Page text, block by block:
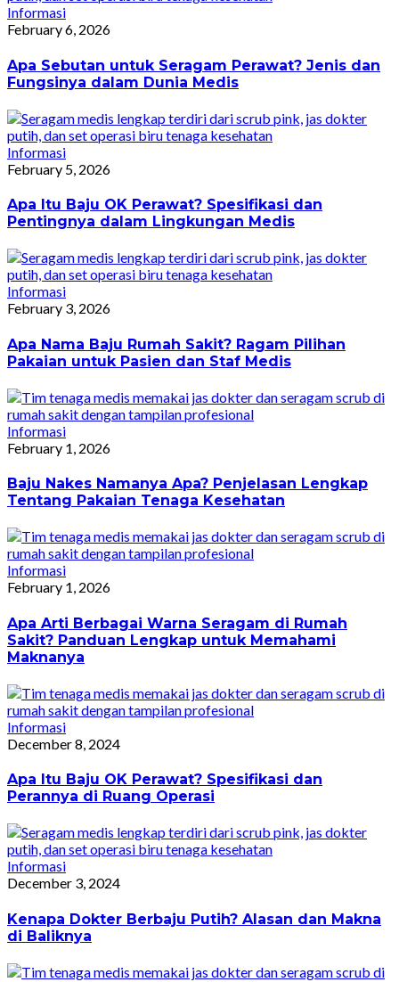
Informasi
February 6, 2026
Apa Sebutan untuk Seragam Perawat? Jenis dan
Fungsinya dalam Dunia Medis
Informasi
February 5, 2026
Apa Itu Baju OK Perawat? Spesifikasi dan
Pentingnya dalam Lingkungan Medis
Informasi
February 3, 2026
Apa Nama Baju Rumah Sakit? Ragam Pilihan
Pakaian untuk Pasien dan Staf Medis
Informasi
February 1, 2026
Baju Nakes Namanya Apa? Penjelasan Lengkap
Tentang Pakaian Tenaga Kesehatan
Informasi
February 1, 2026
Apa Arti Berbagai Warna Seragam di Rumah
Sakit? Panduan Lengkap untuk Memahami
Maknanya
Informasi
December 8, 2024
Apa Itu Baju OK Perawat? Spesifikasi dan
Perannya di Ruang Operasi
Informasi
December 3, 2024
Kenapa Dokter Berbaju Putih? Alasan dan Makna
di Baliknya